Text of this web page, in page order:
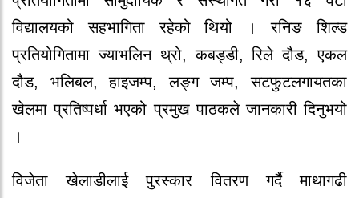
विद्यालयको सहभागिता रहेको थियो । रनिङ शिल्ड
प्रतियोगितामा ज्याभलिन थ्रो, कबड्डी, रिले दौड, एकल
दौड, भलिबल, हाइजम्प, लङ्ग जम्प, सटफुटलगायतका
खेलमा प्रतिष्पर्धा भएको प्रमुख पाठकले जानकारी दिनुभयो
।
विजेता खेलाडीलाई पुरस्कार वितरण गर्दै माथागढी